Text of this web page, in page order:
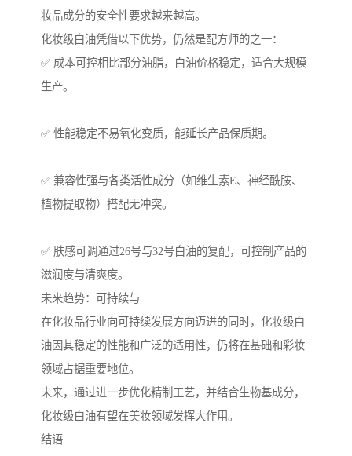
妆品成分的安全性要求越来越高。
化妆级白油凭借以下优势，仍然是配方师的之一：
✅ 成本可控相比部分油脂，白油价格稳定，适合大规模
生产。
✅ 性能稳定不易氧化变质，能延长产品保质期。
✅ 兼容性强与各类活性成分（如维生素E、神经酰胺、
植物提取物）搭配无冲突。
✅ 肤感可调通过26号与32号白油的复配，可控制产品的
滋润度与清爽度。
未来趋势：可持续与
在化妆品行业向可持续发展方向迈进的同时，化妆级白
油因其稳定的性能和广泛的适用性，仍将在基础和彩妆
领域占据重要地位。
未来，通过进一步优化精制工艺，并结合生物基成分，
化妆级白油有望在美妆领域发挥大作用。
结语